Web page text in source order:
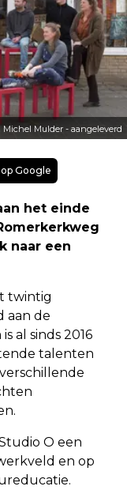
Michel Mulder - aangeleverd
Google
het einde
naar een
twintig
aan de
al sinds 2016
talenten
O een
en op